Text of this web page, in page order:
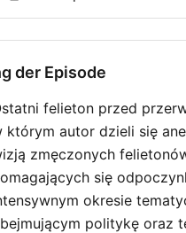
der Episode
felieton przed
którym autor dzieli się
zmęczonych
się
okresie
politykę oraz